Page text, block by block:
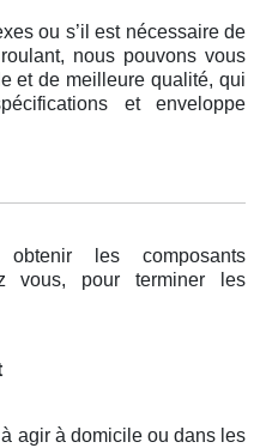
ou s’il est nécessaire de
nous pouvons vous
et de meilleure qualité, qui
et enveloppe
les composants
vous, pour terminer les
agir à domicile ou dans les